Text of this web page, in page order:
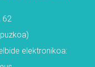
62
elektronikoa: